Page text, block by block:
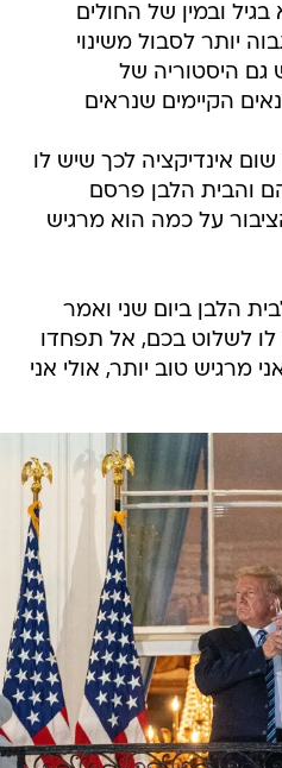
ובמין של החולים
יותר לסבול משינוי
גם היסטוריה של
הקיימים שנראים
אינדיקציה לכך שיש לו
והבית הלבן פרסם
על כמה הוא מרגיש
הלבן ביום שני ואמר
לשלוט בכם, אל תפחדו
מרגיש טוב יותר, אולי אני